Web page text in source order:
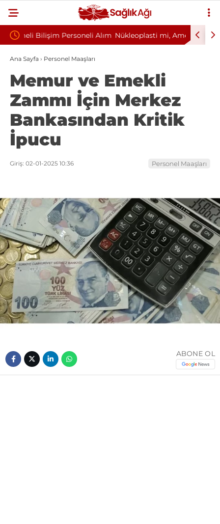
Alım Nükleoplasti mi, Ameliyat mı? Bel ve Boyun
Fıtığında Doğru Tedavi Seçimi
Kültür
Ana Sayfa › Personel Maaşları
Memur ve Emekli
Zammı İçin Merkez
Bankasından Kritik
İpucu
Giriş: 02-01-2025 10:36 Personel Maaşları
ABONE OL